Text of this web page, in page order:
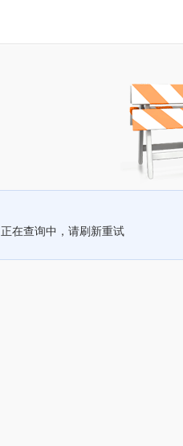
正在查询中，请刷新重试